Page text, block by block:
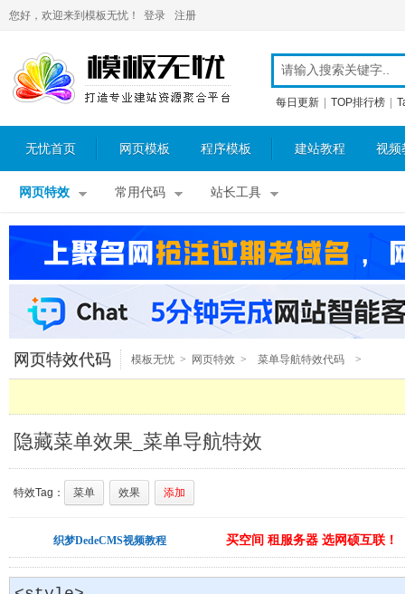
您好，欢迎来到模板无忧！ 登录 注册
每日更新 TOP排行榜
无忧首页 网页模板 程序模板 建站教程 视频
网页特效 常用代码 站长工具
网页特效代码 模板无忧 > 网页特效 > 菜单导航特效代码 >
隐藏菜单效果_菜单导航特效
特效Tag： 菜单 效果 添加
织梦DedeCMS视频教程 买空间 租服务器 选网硕互联！